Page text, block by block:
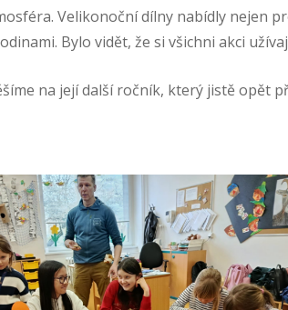
Velikonoční dílny nabídly
Bylo vidět, že si všichni akci
na její další ročník, který jistě opět